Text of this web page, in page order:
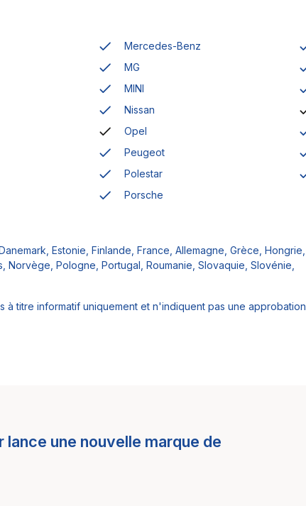
Mercedes-Benz
MG
MINI
Nissan
Opel
Peugeot
Polestar
Porsche
Estonie, Finlande, France, Allemagne, Grèce, Hongrie,
Norvège, Pologne, Portugal, Roumanie, Slovaquie, Slovénie,
titre informatif uniquement et n'indiquent pas une approbation
une nouvelle marque de